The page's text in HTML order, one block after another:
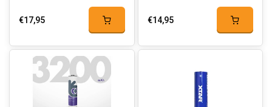
€17,95 €14,95